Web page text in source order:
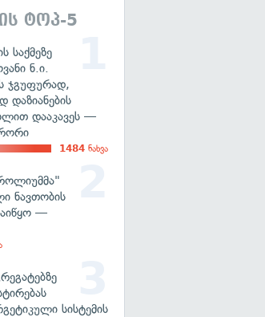
ტოპ-5
საქმეზე
ნ.ი.
ჯგუფურად,
დაზიანების
დააკავეს —
1484 ნახვა
ნავთობის
—
სისტემის